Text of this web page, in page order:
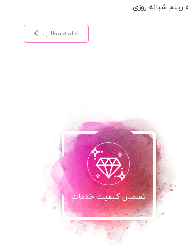
ریتم شبانه روزی ...
ادامه مطلب
تضمین کیفیت خدمات